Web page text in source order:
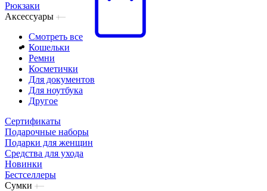
Рюкзаки
Аксессуары
Смотреть все
Кошельки
Ремни
Косметички
Для документов
Для ноутбука
Другое
Сертификаты
Подарочные наборы
Подарки для женщин
Средства для ухода
Новинки
Бестселлеры
Сумки